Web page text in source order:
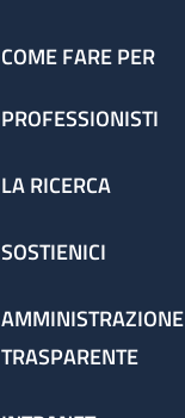
COME FARE PER
PROFESSIONISTI
LA RICERCA
SOSTIENICI
AMMINISTRAZIONE
TRASPARENTE